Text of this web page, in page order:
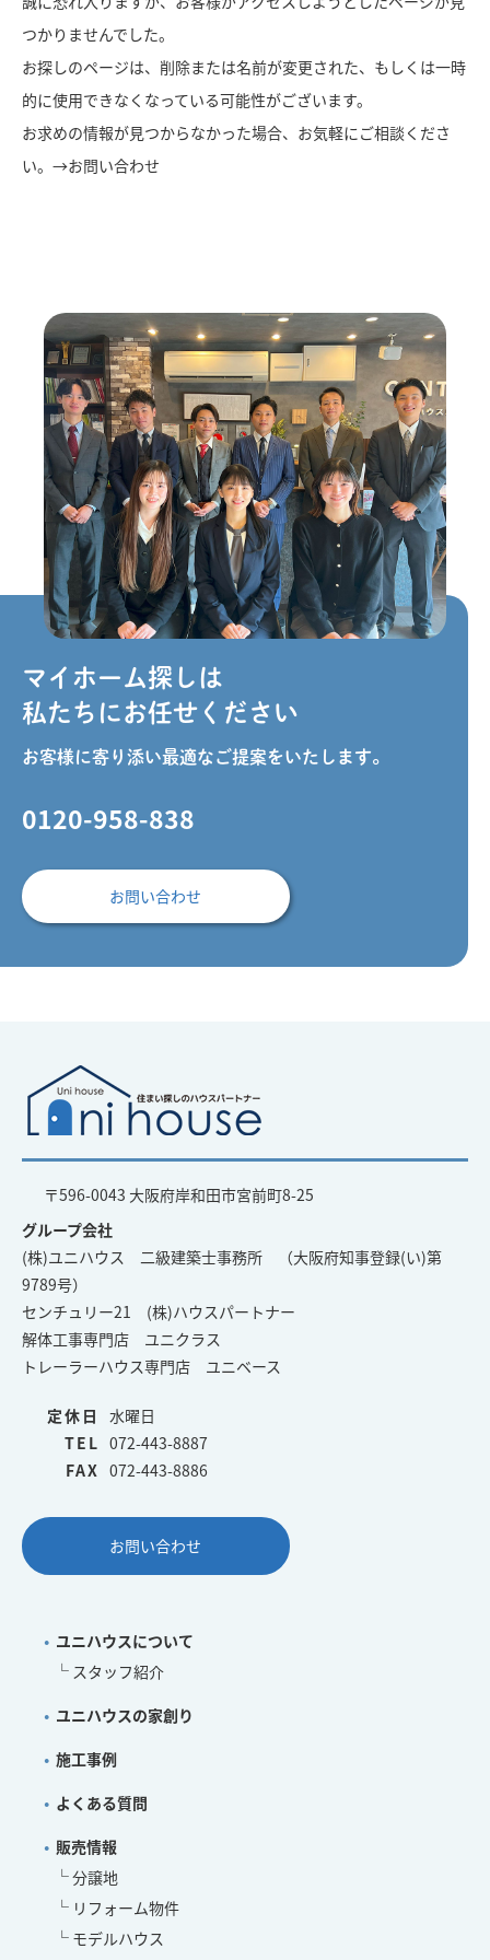
つかりませんでした。
お探しのページは、削除または名前が変更された、もしくは一時
的に使用できなくなっている可能性がございます。
お求めの情報が見つからなかった場合、お気軽にご相談くださ
い。→お問い合わせ
マイホーム探しは
私たちにお任せください
お客様に寄り添い最適なご提案をいたします。
0120-958-838
お問い合わせ
〒596-0043 大阪府岸和田市宮前町8-25
グループ会社
(株)ユニハウス 二級建築士事務所 （大阪府知事登録(い)第
9789号）
センチュリー21 (株)ハウスパートナー
解体工事専門店 ユニクラス
トレーラーハウス専門店 ユニベース
定休日
水曜日
TEL 072-443-8887
FAX 072-443-8886
お問い合わせ
ユニハウスについて
スタッフ紹介
ユニハウスの家創り
施工事例
よくある質問
販売情報
分譲地
リフォーム物件
モデルハウス